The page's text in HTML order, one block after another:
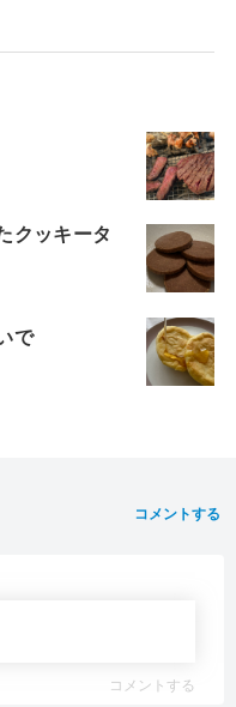
クッキータ
で
コメントする
コメントする